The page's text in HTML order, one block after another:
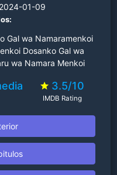
2024-01-09
Gal wa Namaramenkoi
Dosanko Gal wa
wa Namara Menkoi
3.5/10
IMDB Rating